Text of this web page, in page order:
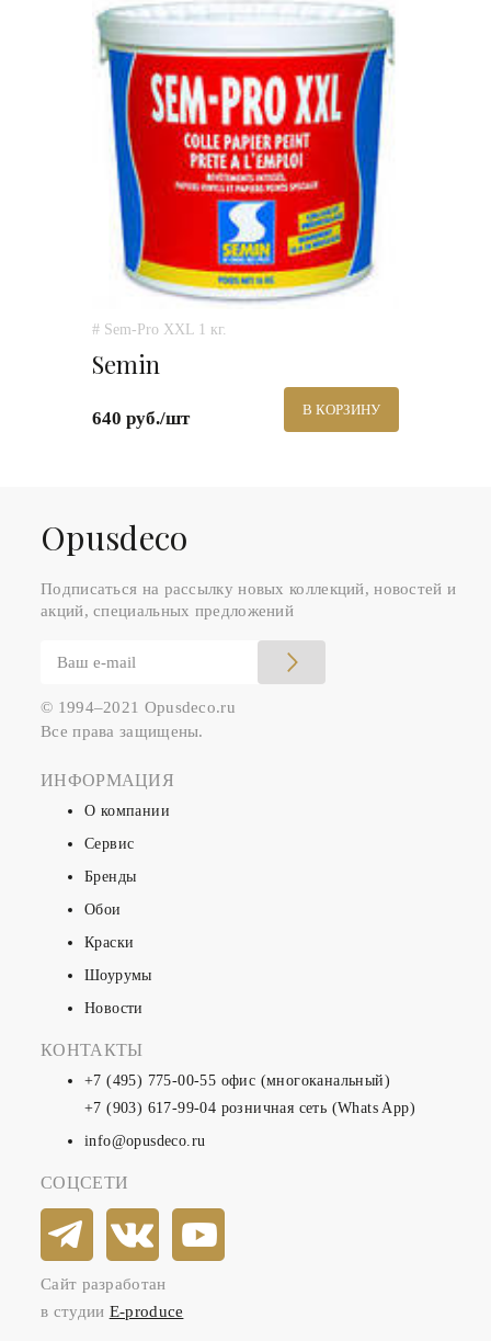
# Sem-Pro XXL 1 кг.
Semin
640 руб./шт В КОРЗИНУ
Оpusdeco
Подписаться на рассылку новых коллекций, новостей и
акций, специальных предложений
© 1994–2021 Opusdeco.ru
Все права защищены.
ИНФОРМАЦИЯ
О компании
Сервис
Бренды
Обои
Краски
Шоурумы
Новости
КОНТАКТЫ
+7 (495) 775-00-55 офис (многоканальный)
+7 (903) 617-99-04 розничная сеть (Whats App)
info@opusdeco.ru
СОЦСЕТИ
Сайт разработан
в студии E-produce